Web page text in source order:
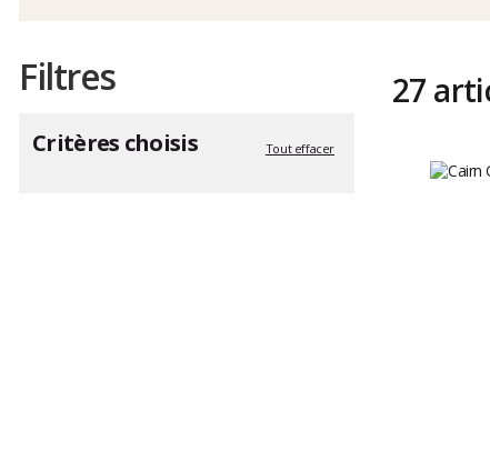
Filtres
Critères choisis Tout effacer
27